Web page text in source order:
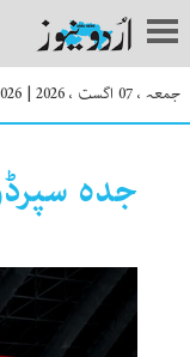
جمعہ ، 07 اگست ، 2026 |
جدہ